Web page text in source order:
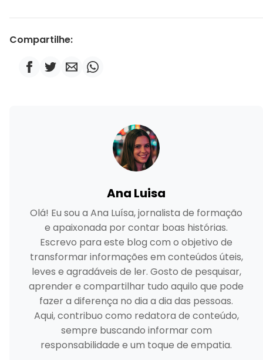
Compartilhe:
Ana Luisa
Olá! Eu sou a Ana Luísa, jornalista de formação
e apaixonada por contar boas histórias.
Escrevo para este blog com o objetivo de
transformar informações em conteúdos úteis,
leves e agradáveis de ler. Gosto de pesquisar,
aprender e compartilhar tudo aquilo que pode
fazer a diferença no dia a dia das pessoas.
Aqui, contribuo como redatora de conteúdo,
sempre buscando informar com
responsabilidade e um toque de empatia.